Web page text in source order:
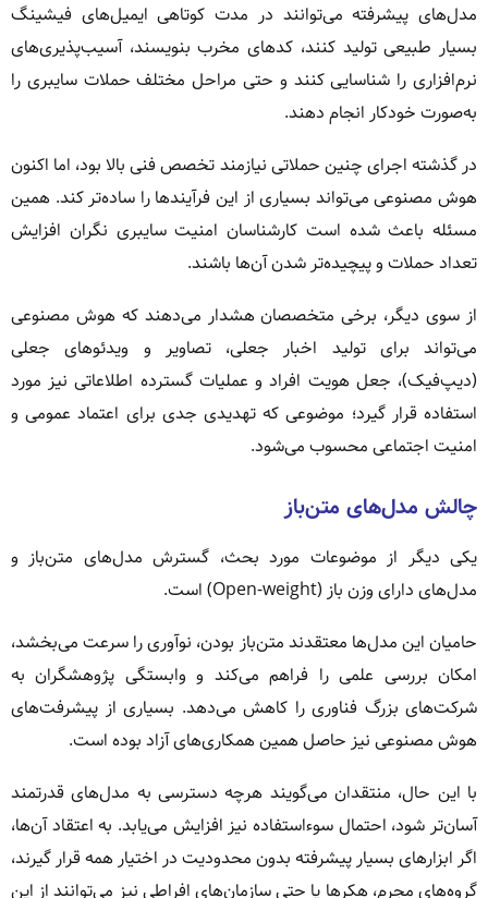
مدل‌های پیشرفته می‌توانند در مدت کوتاهی ایمیل‌های فیشینگ
بسیار طبیعی تولید کنند، کدهای مخرب بنویسند، آسیب‌پذیری‌های
نرم‌افزاری را شناسایی کنند و حتی مراحل مختلف حملات سایبری را
به‌صورت خودکار انجام دهند.
در گذشته اجرای چنین حملاتی نیازمند تخصص فنی بالا بود، اما اکنون
هوش مصنوعی می‌تواند بسیاری از این فرآیندها را ساده‌تر کند. همین
مسئله باعث شده است کارشناسان امنیت سایبری نگران افزایش
تعداد حملات و پیچیده‌تر شدن آن‌ها باشند.
از سوی دیگر، برخی متخصصان هشدار می‌دهند که هوش مصنوعی
می‌تواند برای تولید اخبار جعلی، تصاویر و ویدئوهای جعلی
(دیپ‌فیک)، جعل هویت افراد و عملیات گسترده اطلاعاتی نیز مورد
استفاده قرار گیرد؛ موضوعی که تهدیدی جدی برای اعتماد عمومی و
امنیت اجتماعی محسوب می‌شود.
چالش مدل‌های متن‌باز
یکی دیگر از موضوعات مورد بحث، گسترش مدل‌های متن‌باز و
مدل‌های دارای وزن باز (Open-weight) است.
حامیان این مدل‌ها معتقدند متن‌باز بودن، نوآوری را سرعت می‌بخشد،
امکان بررسی علمی را فراهم می‌کند و وابستگی پژوهشگران به
شرکت‌های بزرگ فناوری را کاهش می‌دهد. بسیاری از پیشرفت‌های
هوش مصنوعی نیز حاصل همین همکاری‌های آزاد بوده است.
با این حال، منتقدان می‌گویند هرچه دسترسی به مدل‌های قدرتمند
آسان‌تر شود، احتمال سوءاستفاده نیز افزایش می‌یابد. به اعتقاد آن‌ها،
اگر ابزارهای بسیار پیشرفته بدون محدودیت در اختیار همه قرار گیرند،
گروه‌های مجرم، هکرها یا حتی سازمان‌های افراطی نیز می‌توانند از این